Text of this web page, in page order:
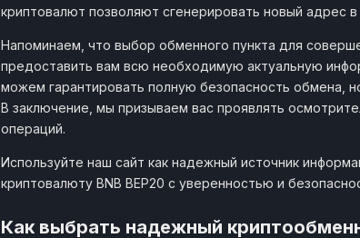
Bitsz 1 BEP20
Kupitman 1 BEP20
swapgate.io от 8.396743
lovanpay.org от 16
криптовалют позволяют сгенерировать новый адрес в
Напоминаем, что выбор обменного пункта для
предоставить вам всю необходимую актуальную
можем гарантировать полную безопасность обмена,
В заключение, мы призываем вас проявлять
операций.
Используйте наш сайт как надежный источник
криптовалюту BNB BEP20 с уверенностью и
Как выбрать надежный